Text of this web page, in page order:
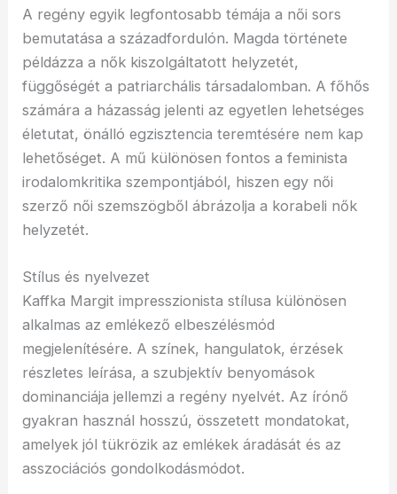
A regény egyik legfontosabb témája a női sors
bemutatása a századfordulón. Magda története
példázza a nők kiszolgáltatott helyzetét,
függőségét a patriarchális társadalomban. A főhős
számára a házasság jelenti az egyetlen lehetséges
életutat, önálló egzisztencia teremtésére nem kap
lehetőséget. A mű különösen fontos a feminista
irodalomkritika szempontjából, hiszen egy női
szerző női szemszögből ábrázolja a korabeli nők
helyzetét.
Stílus és nyelvezet
Kaffka Margit impresszionista stílusa különösen
alkalmas az emlékező elbeszélésmód
megjelenítésére. A színek, hangulatok, érzések
részletes leírása, a szubjektív benyomások
dominanciája jellemzi a regény nyelvét. Az írónő
gyakran használ hosszú, összetett mondatokat,
amelyek jól tükrözik az emlékek áradását és az
asszociációs gondolkodásmódot.